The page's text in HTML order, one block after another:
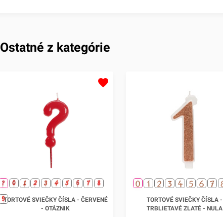
Ostatné z kategórie
Tortové sviečky čísla - červené
TORTOVÉ SVIEČKY ČÍSLA - ČERVENÉ
- OTÁZNIK
zlaté
TORTOVÉ SVIEČKY ČÍSLA -
TRBLIETAVÉ ZLATÉ - NULA